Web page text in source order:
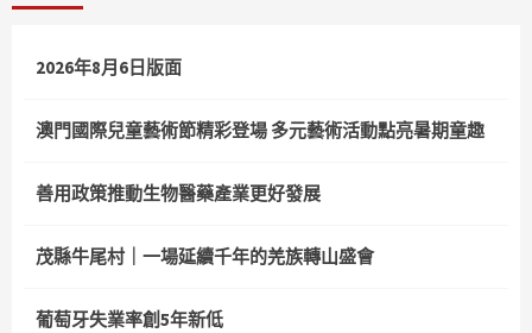
2026年8月6日版面
澳門國際兒童藝術節精彩登場 多元藝術活動點亮暑期童趣
善用政策推動生物醫藥產業更好發展
茂縣牛尾村｜一場延續千年的羌族轉山盛會
葡萄牙失業率創5年新低